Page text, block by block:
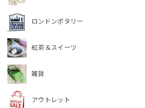
ロンドンポタリー
紅茶＆スイーツ
雑貨
アウトレット